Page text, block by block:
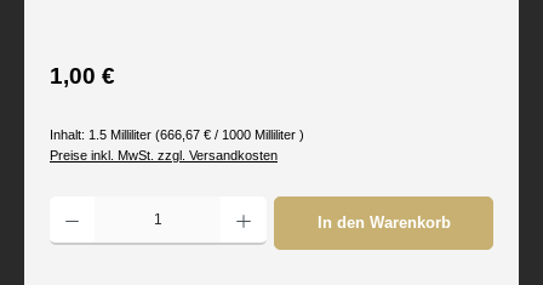
Regulärer Preis:
1,00 €
Inhalt: 1.5 Milliliter (666,67 € / 1000 Milliliter )
Preise inkl. MwSt. zzgl. Versandkosten
Produkt Anzahl: Gib den gewünschten Wert ein oder benutze die Schaltflächen um
In den Warenkorb